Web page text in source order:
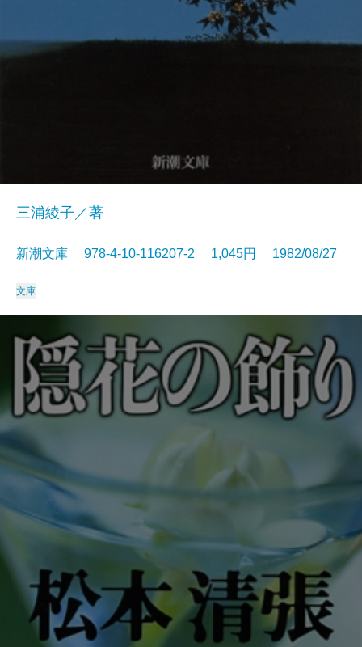
三浦綾子／著
新潮文庫 978-4-10-116207-2 1,045円 1982/08/27
文庫